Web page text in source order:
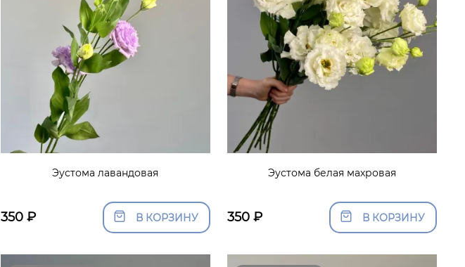
Эустома лавандовая
350₽ В КОРЗИНУ
Эустома белая махровая
350₽ В КОРЗИНУ